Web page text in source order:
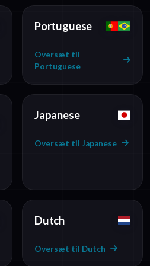
Portuguese
Oversæt til
Portuguese
Japanese
Oversæt til Japanese
Dutch
Oversæt til Dutch